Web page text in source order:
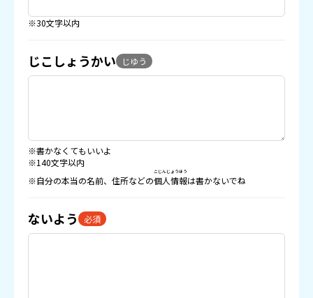
※30文字以内
じこしょうかい じゆう
※書かなくてもいいよ
※140文字以内
※自分の本当の名前、住所などの個人情報
こじんじょうほう
は書かないでね
ないよう 必須